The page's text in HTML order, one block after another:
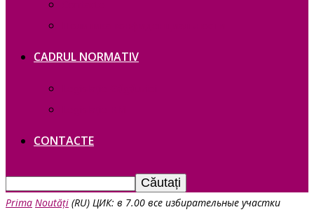
CADRUL NORMATIV
CONTACTE
Prima Noutăți (RU) ЦИК: в 7.00 все избирательные участки